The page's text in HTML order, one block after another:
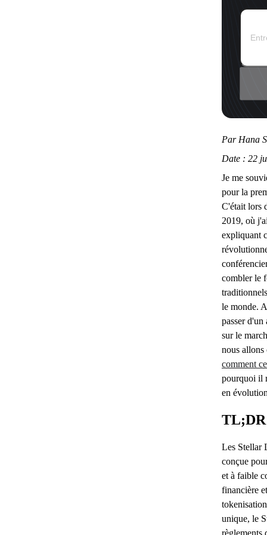
Par Hana
Date : 22
Je me
pour la
C'était lors
2019, où
expliquant
combler le
le monde.
passer
sur le
nous
comment
pourquoi il
en
TL;DR
Les Stellar
conçue
et à faible
financière
unique, le